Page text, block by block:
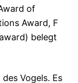
of
Award, F
belegt
Vogels. Es